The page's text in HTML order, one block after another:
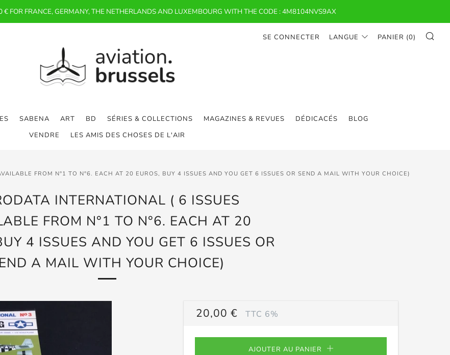
€ FOR FRANCE, GERMANY, THE NETHERLANDS AND LUXEMBOURG WITH THE CODE : 4M8104NVS9AX
SABENA ART BD SÉRIES & COLLECTIONS MAGAZINES & REVUES DÉDICACÉS
BLOG
VENDRE
LES AMIS DES CHOSES DE L'AIR
SE CONNECTER LANGUE PANIER (0)
FROM N°1 TO N°6. EACH AT 20 EUROS, BUY 4 ISSUES AND YOU GET 6 ISSUES OR SEND A MAIL WITH YOUR CHOICE)
INTERNATIONAL ( 6 ISSUES
FROM N°1 TO N°6. EACH AT 20
4 ISSUES AND YOU GET 6 ISSUES OR
A MAIL WITH YOUR CHOICE)
PRIX
20,00 € TTC 6%
AJOUTER AU PANIER